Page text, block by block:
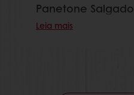
Panetone Salgado
Leia mais